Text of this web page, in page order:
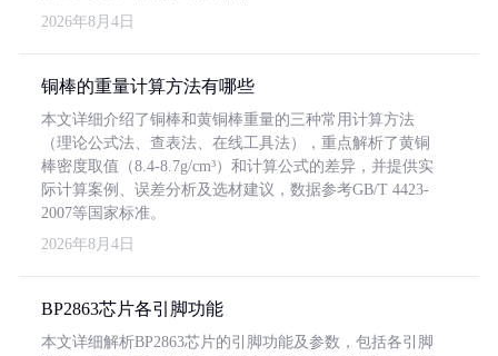
2026年8月4日
铜棒的重量计算方法有哪些
本文详细介绍了铜棒和黄铜棒重量的三种常用计算方法
（理论公式法、查表法、在线工具法），重点解析了黄铜
棒密度取值（8.4-8.7g/cm³）和计算公式的差异，并提供实
际计算案例、误差分析及选材建议，数据参考GB/T 4423-
2007等国家标准。
2026年8月4日
BP2863芯片各引脚功能
本文详细解析BP2863芯片的引脚功能及参数，包括各引脚